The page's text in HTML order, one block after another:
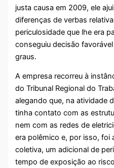
justa causa em 2009, ele
diferenças de verbas
periculosidade que lhe era
conseguiu decisão
graus.
A empresa recorreu à
do Tribunal Regional do
alegando que, na atividade
tinha contato com as
nem com as redes de
era polêmico e, por isso, foi
coletiva, um adicional de
tempo de exposição ao